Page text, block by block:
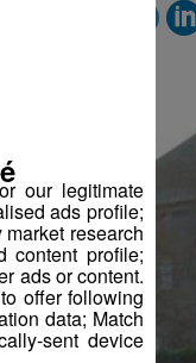
our legitimate
ads profile;
research
content profile;
ads or content.
offer following
data; Match
sent device